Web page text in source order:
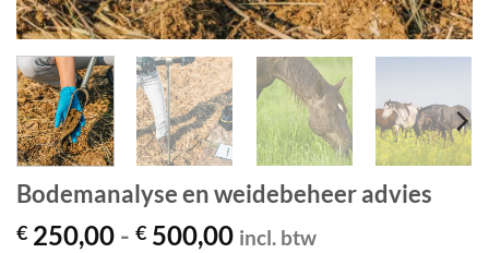
Bodemanalyse en weidebeheer advies
€ 250,00 - € 500,00Prijsklasse:
incl. btw